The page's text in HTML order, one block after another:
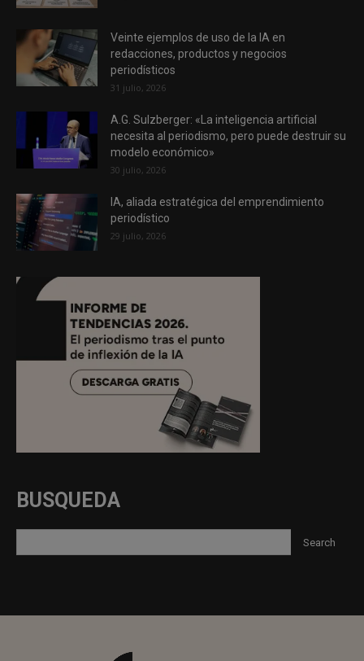
Veinte ejemplos de uso de la IA en
redacciones, productos y negocios
periodísticos
31 julio, 2026
A.G. Sulzberger: «La inteligencia artificial
necesita al periodismo, pero puede destruir su
modelo económico»
30 julio, 2026
IA, aliada estratégica del emprendimiento
periodístico
29 julio, 2026
BUSQUEDA